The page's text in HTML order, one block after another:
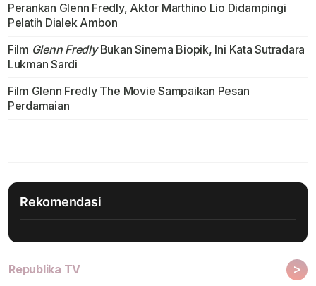
Perankan Glenn Fredly, Aktor Marthino Lio Didampingi
Pelatih Dialek Ambon
Film Glenn FredlyBukan Sinema Biopik, Ini Kata Sutradara
Lukman Sardi
Film Glenn Fredly The Movie Sampaikan Pesan
Perdamaian
Rekomendasi
Republika TV >